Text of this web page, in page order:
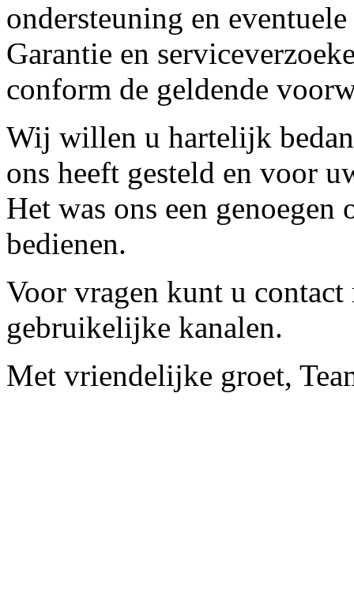
ondersteuning en
Garantie en
conform de geldende
Wij willen u hartelijk
ons heeft gesteld en voor
Het was ons een
bedienen.
Voor vragen kunt u contact
gebruikelijke kanalen.
Met vriendelijke groet,